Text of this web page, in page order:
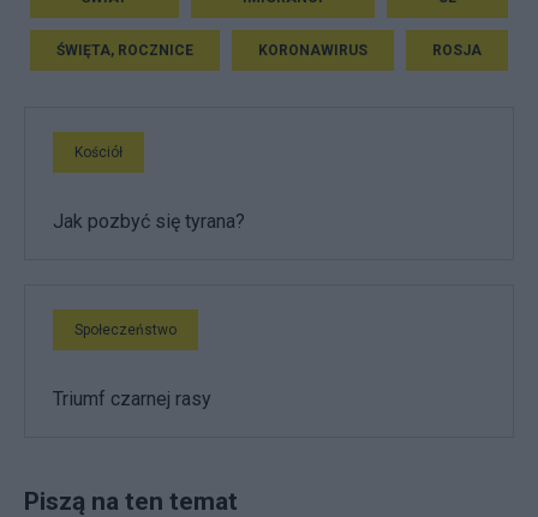
ŚWIĘTA, ROCZNICE KORONAWIRUS ROSJA
Kościół
Jak pozbyć się tyrana?
Społeczeństwo
Triumf czarnej rasy
Piszą na ten temat